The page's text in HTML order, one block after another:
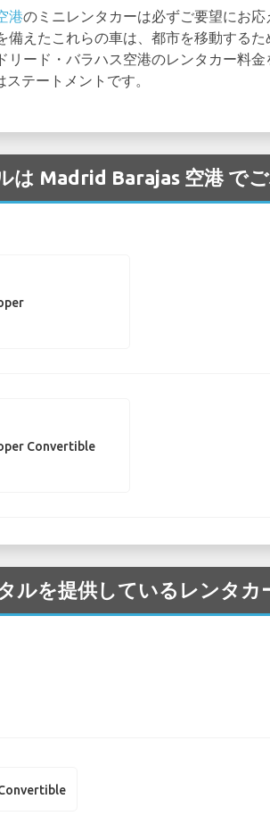
港のミニレンタカーは必ずご要望にお応
えたこれらの車は、都市を移動する
ード・バラハス空港のレンタカー料
テートメントです。
Madrid Barajas 空港 で
Convertible
ルを提供しているレンタカ